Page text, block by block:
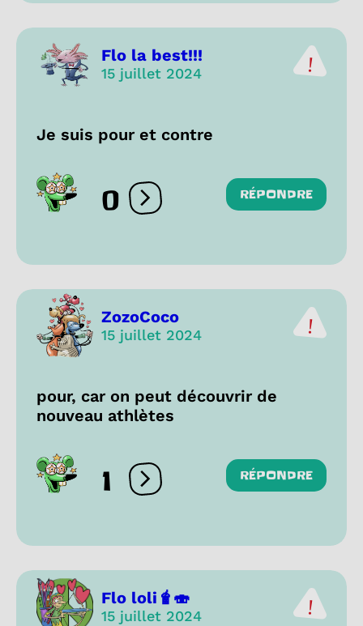
Flo la best!!!
15 juillet 2024
Je suis pour et contre
0 Ouvrir les réactions
RÉPONDRE
ZozoCoco
15 juillet 2024
pour, car on peut découvrir de
nouveau athlètes
1 Ouvrir les réactions
RÉPONDRE
Flo loli🧋🍣
15 juillet 2024